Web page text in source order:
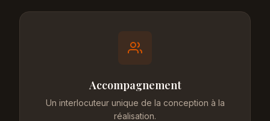
Accompagnement
Un interlocuteur unique de la conception à la
réalisation.